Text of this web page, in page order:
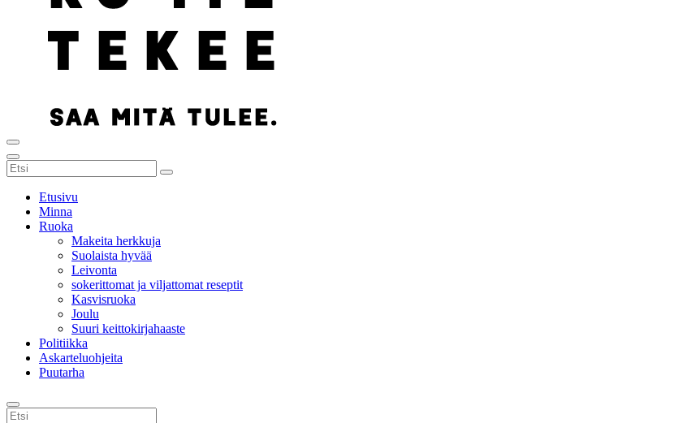
Etusivu
Minna
Ruoka
Makeita herkkuja
Suolaista hyvää
Leivonta
sokerittomat ja viljattomat reseptit
Kasvisruoka
Joulu
Suuri keittokirjahaaste
Politiikka
Askarteluohjeita
Puutarha